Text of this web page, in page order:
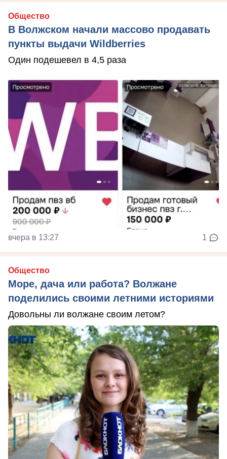
Общество
В Волжском начали массово продавать
пункты выдачи Wildberries
Один подешевел в 4,5 раза
вчера в 13:27 1
Общество
Море, дача или работа? Волжане
поделились своими летними историями
Довольны ли волжане своим летом?